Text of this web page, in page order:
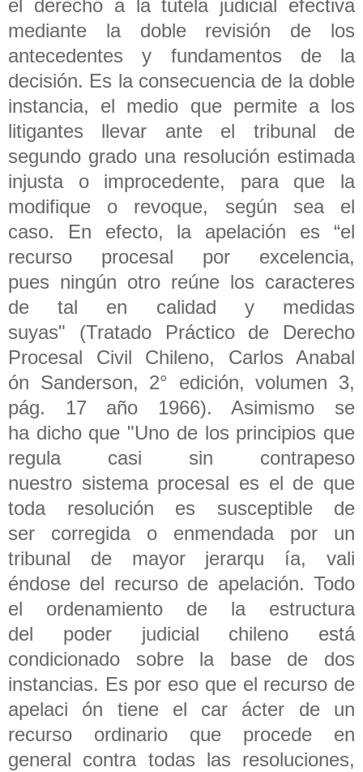
el derecho a la tutela judicial efectiva
mediante la doble revisión de los
antecedentes y fundamentos de la
decisión. Es la consecuencia de la doble
instancia, el medio que permite a los
litigantes llevar ante el tribunal de
segundo grado una resolución estimada
injusta o improcedente, para que la
modifique o revoque, según sea el
caso. En efecto, la apelación es “el
recurso procesal por excelencia,
pues ningún otro reúne los caracteres
de tal en calidad y medidas
suyas" (Tratado Práctico de Derecho
Procesal Civil Chileno, Carlos Anabal
ón Sanderson, 2° edición, volumen 3,
pág. 17 año 1966). Asimismo se
ha dicho que "Uno de los principios que
regula casi sin contrapeso
nuestro sistema procesal es el de que
toda resolución es susceptible de
ser corregida o enmendada por un
tribunal de mayor jerarqu ía, vali
éndose del recurso de apelación. Todo
el ordenamiento de la estructura
del poder judicial chileno está
condicionado sobre la base de dos
instancias. Es por eso que el recurso de
apelaci ón tiene el car ácter de un
recurso ordinario que procede en
general contra todas las resoluciones,